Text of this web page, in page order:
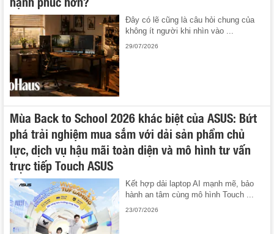
Đây có lẽ cũng là câu hỏi chung của
không ít người khi nhìn vào ...
29/07/2026
Mùa Back to School 2026 khác biệt của ASUS: Bứt
phá trải nghiệm mua sắm với dải sản phẩm chủ
lực, dịch vụ hậu mãi toàn diện và mô hình tư vấn
trực tiếp Touch ASUS
Kết hợp dải laptop AI mạnh mẽ, bảo
hành an tâm cùng mô hình Touch ...
23/07/2026